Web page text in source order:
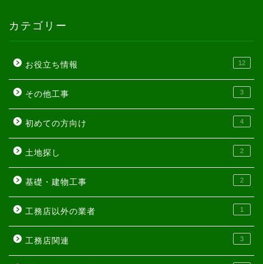
カテゴリー
お役立ち情報 12
その他工事 3
初めての方向け 4
土地探し 2
基礎・建物工事 2
工務店以外の業者 1
工務店関連 3